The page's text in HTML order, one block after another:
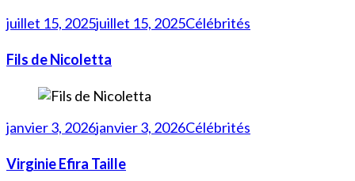
juillet 15, 2025juillet 15, 2025Célébrités
Fils de Nicoletta
janvier 3, 2026janvier 3, 2026Célébrités
Virginie Efira Taille